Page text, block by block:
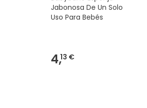
Jabonosa De Un Solo
Uso Para Bebés
4,13 €